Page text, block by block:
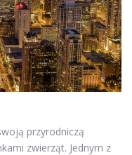
przyrodniczą
zwierząt. Jednym z